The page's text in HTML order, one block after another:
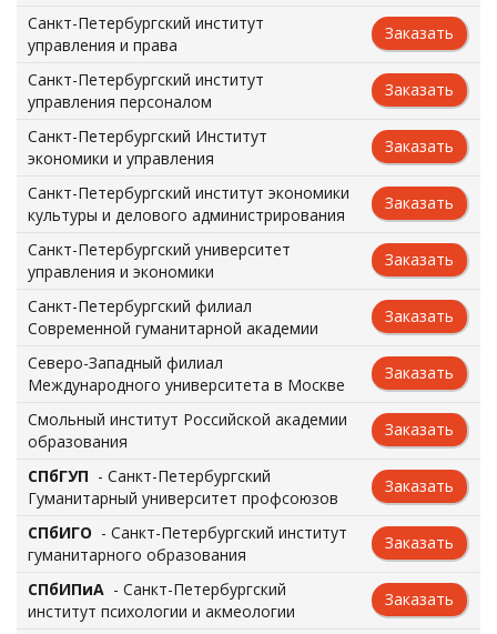
Санкт-Петербургский институт
управления и права
Заказать
Санкт-Петербургский институт
управления персоналом
Заказать
Санкт-Петербургский Институт
экономики и управления
Заказать
Санкт-Петербургский институт экономики
культуры и делового администрирования
Заказать
Санкт-Петербургский университет
управления и экономики
Заказать
Санкт-Петербургский филиал
Современной гуманитарной академии
Заказать
Северо-Западный филиал
Международного университета в Москве
Заказать
Смольный институт Российской академии
образования
Заказать
СПбГУП - Санкт-Петербургский
Гуманитарный университет профсоюзов
Заказать
СПбИГО - Санкт-Петербургский институт
гуманитарного образования
Заказать
СПбИПиА - Санкт-Петербургский
институт психологии и акмеологии
Заказать